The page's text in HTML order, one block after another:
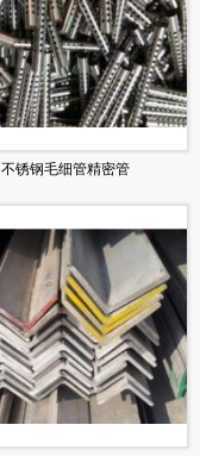
不锈钢毛细管精密管